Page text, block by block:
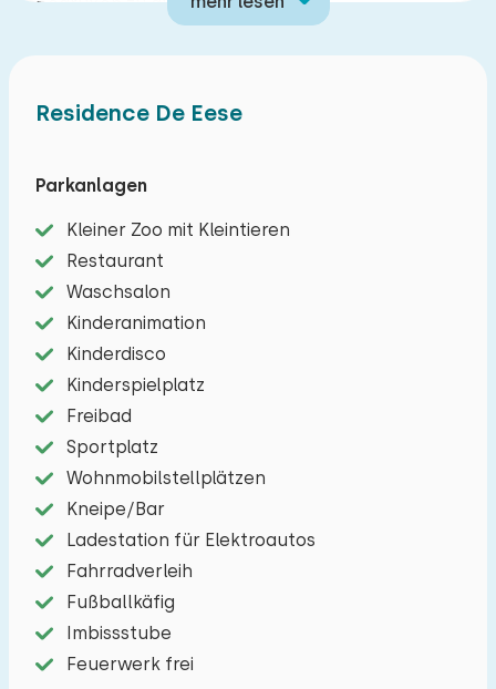
Diese Gruppenunterkunft eignet sich für bis zu
zu leben und verfügt über eine geräumige und
u.a. mit einer Filterkaffeemaschine ausgestattet.
Die anderen 2 Bereiche sind die Schlafbereiche
und sind mit 8 attraktive aber sehr geräumigen
Schrank Betten für 2 Personen, 4 reguläre
Schlafzimmer mit Boxspring-Betten, 3
Badezimmer, 3 separate Toiletten und
Kochnische ausgestattet.
Diese Gruppenunterkunft is ideal für eine
Familienfeier. Sind Sie müde, aber will die Jugend
noch feiern? Dann verlassen die Wohnfläche
auseinander stehend und in einer Anzahl von
Schritten werden Sie das schlafen Gelände in
und Sie können eine angenehme Nachtruhe
genießen.Sie können maximal vier Autos am
Haus parken.
Residence De Eese
Parkanlagen
Kleiner Zoo mit Kleintieren
Restaurant
Waschsalon
Kinderanimation
Kinderdisco
Kinderspielplatz
Freibad
Sportplatz
Wohnmobilstellplätzen
Kneipe/Bar
Ladestation für Elektroautos
Fahrradverleih
Fußballkäfig
Imbissstube
Feuerwerk frei